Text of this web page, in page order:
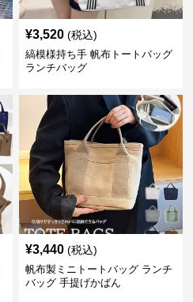
¥3,520 (税込)
縞模様持ち手 帆布トートバッグ
ランチバッグ
¥3,440 (税込)
帆布製ミニトートバッグ ランチ
バッグ 手提げかばん